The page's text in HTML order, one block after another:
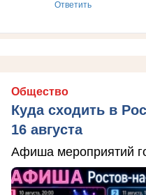
Ответить
Общество
Куда сходить в
16 августа
Афиша мероприятий